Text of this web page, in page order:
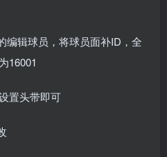
编辑球员，将球员面补ID，全
16001
置头带即可